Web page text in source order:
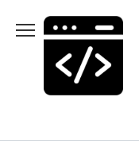
содержанию